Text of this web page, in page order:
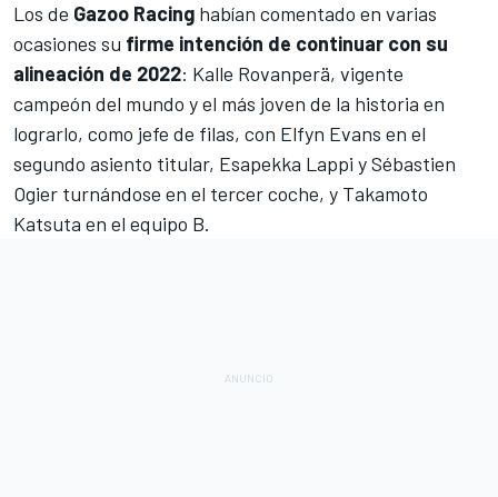
Los de Gazoo Racing habían comentado en varias
ocasiones su firme intención de continuar con su
alineación de 2022: Kalle Rovanperä, vigente
campeón del mundo y el más joven de la historia en
lograrlo, como jefe de filas, con Elfyn Evans en el
segundo asiento titular, Esapekka Lappi ySébastien
Ogier turnándose en el tercer coche, y Takamoto
Katsuta en el equipo B.